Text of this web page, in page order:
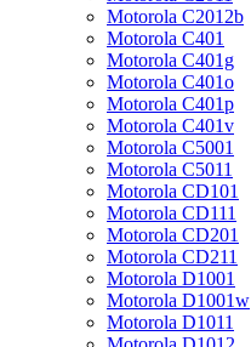
Motorola C2012b
Motorola C401
Motorola C401g
Motorola C401o
Motorola C401p
Motorola C401v
Motorola C5001
Motorola C5011
Motorola CD101
Motorola CD111
Motorola CD201
Motorola CD211
Motorola D1001
Motorola D1001w
Motorola D1011